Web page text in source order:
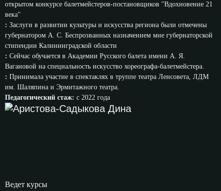
открытом конкурсе балетмейстеров-постановщиков "Вдохновение 21
века"
: Заслуги в развитии культуры и искусства региона были отмечены
губернатором А. С. Беспрозванных назначением мне губернаторской
стипендии Калининградской области
: Сейчас обучается в Академии Русского балета имени А. Я.
Вагановой на специальность искусство хореографа-балетмейстера.
: Принимала участие в спектаклях в труппе театра Ленсовета, ЛДМ
им. Шаляпина и Эрмитажного театра.
Педагогический стаж: с 2022 года
Ведет курсы